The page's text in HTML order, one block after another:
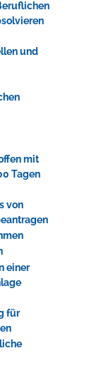
und
mit
Tagen
von
einer
für